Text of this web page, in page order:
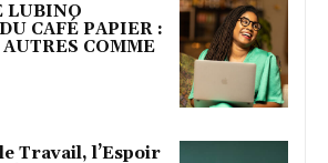
LUBINO
CAFÉ PAPIER :
AUTRES COMME
Travail, l’Espoir